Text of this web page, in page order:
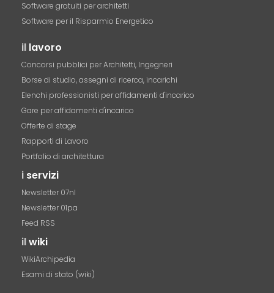
Software gratuiti per architetti
Software per il Risparmio Energetico
il lavoro
Concorsi pubblici per Architetti, Ingegneri
Borse di studio, assegni di ricerca, incarichi
Elenchi professionisti per affidamenti d'incarico
Gare per affidamenti d'incarico
Offerte di stage
Rapporti di Lavoro
Portfolio di architettura
i servizi
Newsletter 07nl
Newsletter 01pa
Feed RSS
ilwiki
WikiArchipedia
Esami di stato (wiki)